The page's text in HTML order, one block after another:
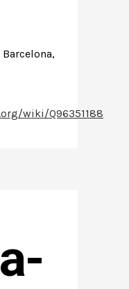
wiki/Q96351188